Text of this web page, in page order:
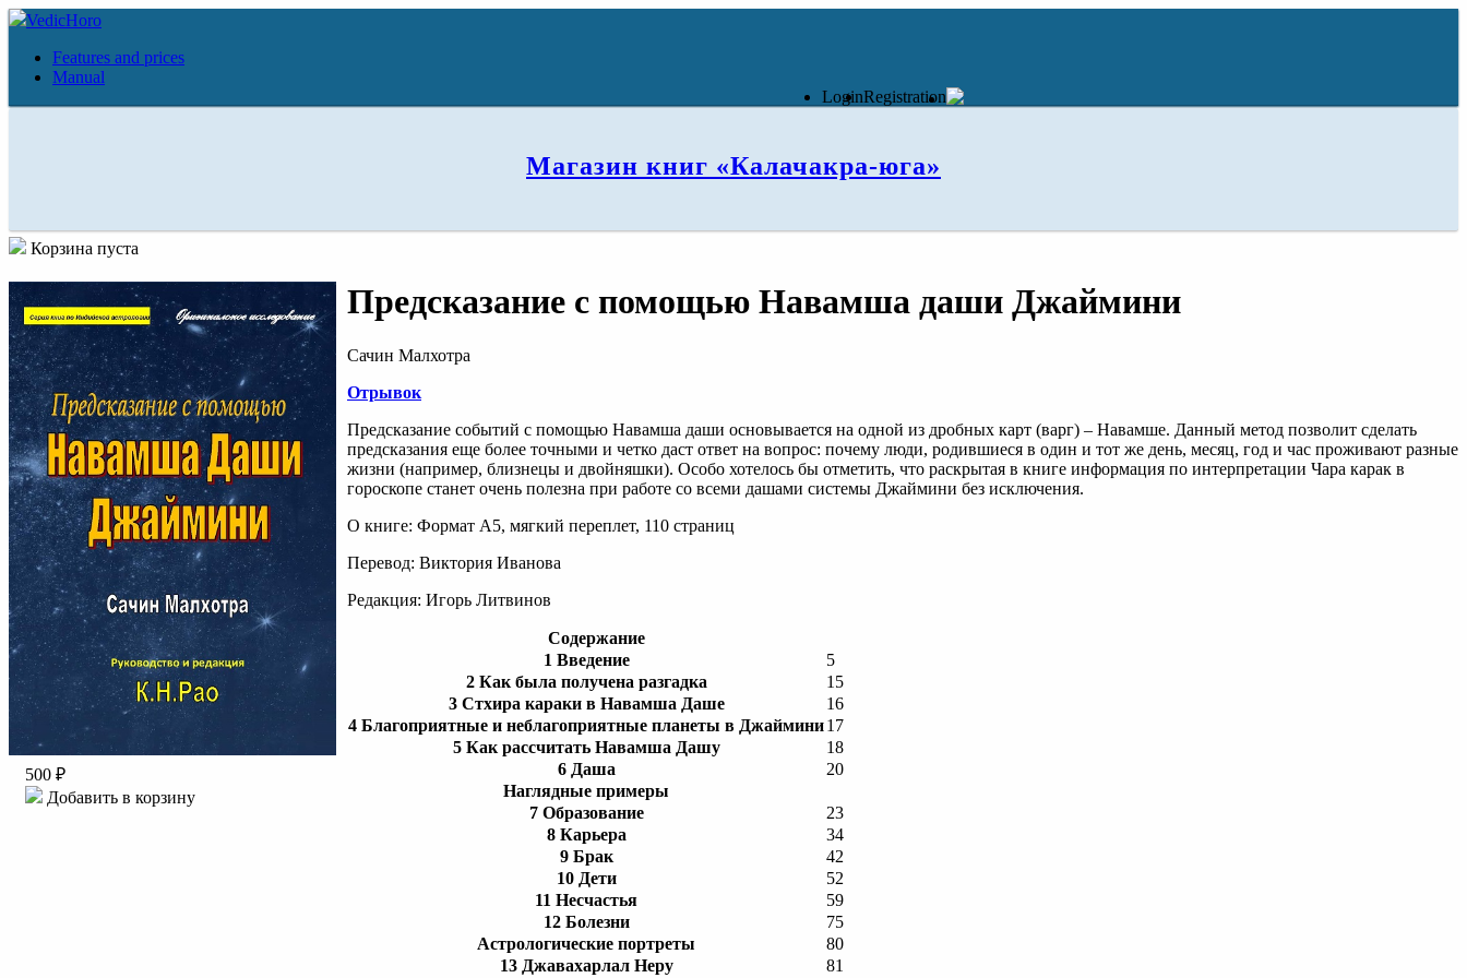
VedicHoro
Features and prices
Manual
Registration
Login
Магазин книг «Калачакра-юга»
Корзина пуста
500 ₽
Добавить в корзину
Предсказание с помощью Навамша даши Джаймини
Сачин Малхотра
Отрывок
Предсказание событий с помощью Навамша даши основывается на одной из дробных карт (варг) – Навамше. Данный метод позволит сделать
предсказания еще более точными и четко даст ответ на вопрос: почему люди, родившиеся в один и тот же день, месяц, год и час проживают разные
жизни (например, близнецы и двойняшки). Особо хотелось бы отметить, что раскрытая в книге информация по интерпретации Чара карак в
гороскопе станет очень полезна при работе со всеми дашами системы Джаймини без исключения.
О книге: Формат A5, мягкий переплет, 110 страниц
Перевод: Виктория Иванова
Редакция: Игорь Литвинов
Содержание
1 Введение
5
2 Как была получена разгадка
15
3 Стхира караки в Навамша Даше
16
4 Благоприятные и неблагоприятные планеты в Джаймини17
5 Как рассчитать Навамша Дашу
18
6 Даша
20
Наглядные примеры
7 Образование
23
8 Карьера
34
9 Брак
42
10 Дети
52
11 Несчастья
59
12 Болезни
75
Астрологические портреты
80
13 Джавахарлал Неру
81